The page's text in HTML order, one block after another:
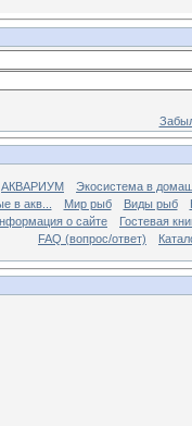
АКВАРИУМ
Экосистема в
в акв... Мир рыб Виды рыб
о сайте
Гостевая
FAQ (вопрос/ответ)